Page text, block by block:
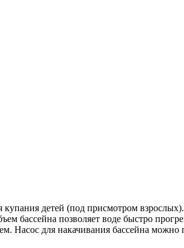
детей (под присмотром
бассейна позволяет воде быстро
Насос для накачивания бассейна можно